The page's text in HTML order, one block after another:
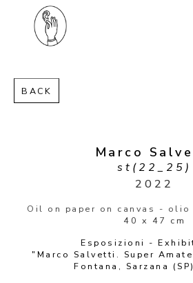
BACK
Marco
st(22_25)
2022
Oil on paper on canvas -
40 x 47 cm
Esposizioni -
"Marco Salvetti. Super
Fontana, Sarzana